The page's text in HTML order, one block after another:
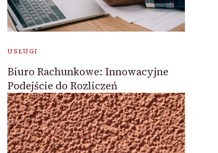
USŁUGI
Biuro Rachunkowe: Innowacyjne
Podejście do Rozliczeń